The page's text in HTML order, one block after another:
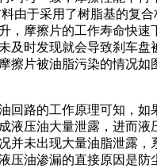
由于采用了树脂基的复
，摩擦片的工作寿命快速
及时发现就会导致刹车盘
擦片被油脂污染的情况如
路的工作原理可知，如
液压油大量泄露，进而液
并未出现大量油脂泄露，
压油渗漏的直接原因是防